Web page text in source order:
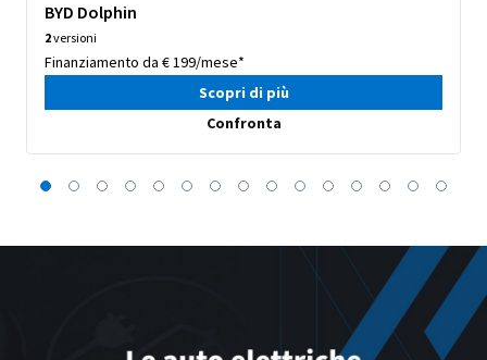
BYD Dolphin
2versioni
Finanziamento da € 199/mese*
Scopri di più
Confronta